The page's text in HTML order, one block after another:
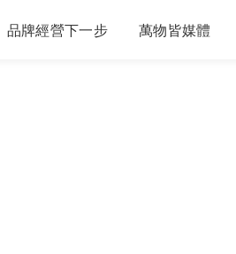
品牌經營下一步 萬物皆媒體